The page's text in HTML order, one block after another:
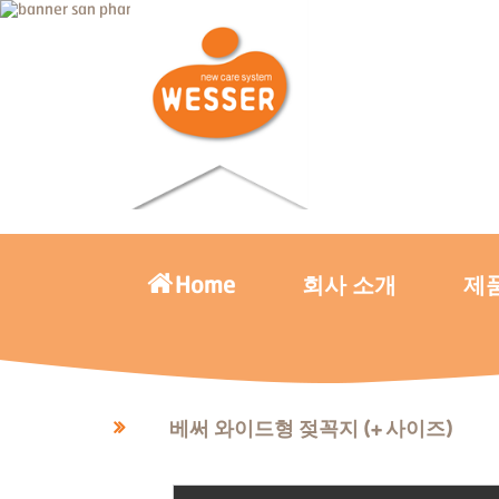
Home 회사 소개 제
베써 와이드형 젖꼭지 (+ 사이즈)